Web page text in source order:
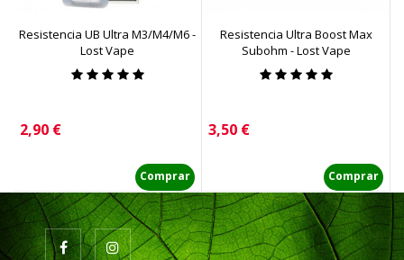
Resistencia UB Ultra M3/M4/M6 -
Lost Vape
Precio
2,90 €
Comprar
Resistencia Ultra Boost Max
Subohm - Lost Vape
Precio
3,50 €
Comprar